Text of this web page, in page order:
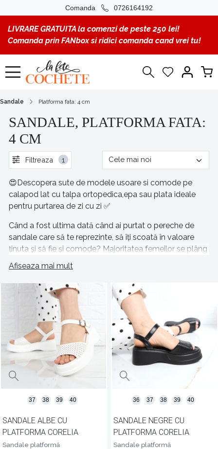
Comanda 0726164192
LIVRARE GRATUITA la comenzi de peste 250 lei!
Comanda prin FANbox si ridici comanda cand vrei tu!
Sandale Platforma fata: 4 cm
SANDALE, PLATFORMA FATA:
4 CM
Filtreaza 1
😍Descopera sute de modele usoare si comode pe
calapod lat cu talpa ortopedica,epa sau plata ideale
pentru purtarea de zi cu zi ✅
Când a fost ultima dată când ai purtat o pereche de
sandale care să te reprezinte, să îți scoată în valoare
ținuta și să fie și comode? Majoritatea femeilor se plâng
lucru se întâmplă doar din cauza unei perechi de
încălțăminte nepotrivite. Așa că, dacă nu ai în garderobă
o pereche de sandale pe care atunci când le încalți simți
că mergi pe nori, aruncă o privire pe oferta noastră de
sandale de vară!
Sandale pentru toate gusturile și preferințele
Sandale joase potrivite pentru plimbări, sandale cu
platformă potrivite pentru mersul la birou, sandale cu
toc înalt potrivite pentru evenimente speciale – pe
preț foarte bun! Plasează o comanda acum și
descoperă beneficiile pe care ți le oferim!
Descoperă o varietate mare de sandale
Afiseaza mai mult
SANDALE ALBE CU
PLATFORMA CORELIA
Sandale platformă
37 38 39 40
SANDALE NEGRE CU
PLATFORMA CORELIA
Sandale platformă
36 37 38 39 40